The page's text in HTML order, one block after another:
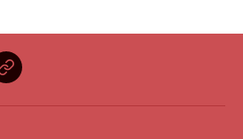
BilletReduc